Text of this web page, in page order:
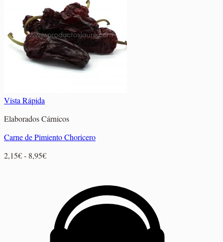
2,95€
hasta
14,25€
Vista Rápida
Elaborados Cárnicos
Carne de Pimiento Choricero
2,15€- 8,95€Rango
hasta
8,95€